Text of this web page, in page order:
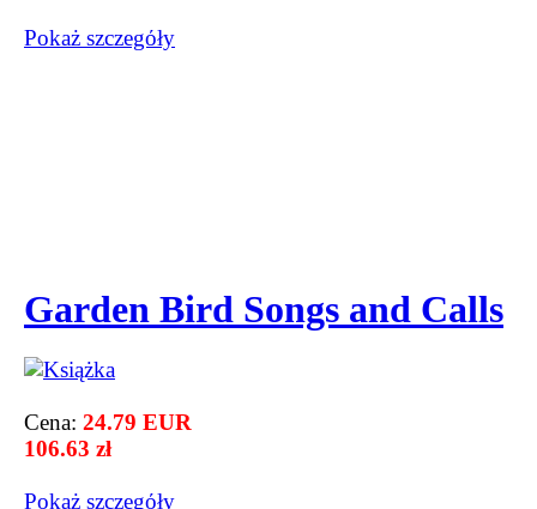
Pokaż szczegόły
Garden Bird Songs and Calls
Cena: 24.79 EUR
106.63 zł
Pokaż szczegόły